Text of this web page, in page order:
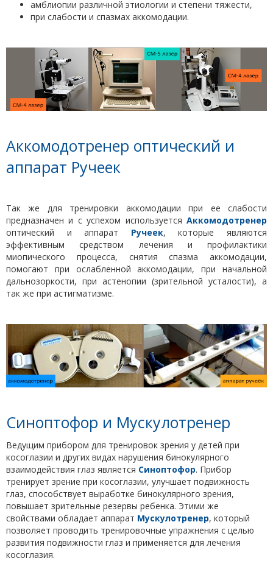
амблиопии различной этиологии и степени тяжести,
при слабости и спазмах аккомодации.
Аккомодотренер оптический и
аппарат Ручеек
Так же для тренировки аккомодации при ее слабости
предназначен и с успехом используется Аккомодотренер
оптический и аппарат Ручеек, которые являются
эффективным средством лечения и профилактики
миопического процесса, снятия спазма аккомодации,
помогают при ослабленной аккомодации, при начальной
дальнозоркости, при астенопии (зрительной усталости), а
так же при астигматизме.
Синоптофор и Мускулотренер
Ведущим прибором для тренировок зрения у детей при
косоглазии и других видах нарушения бинокулярного
взаимодействия глаз является Синоптофор. Прибор
тренирует зрение при косоглазии, улучшает подвижность
глаз, способствует выработке бинокулярного зрения,
повышает зрительные резервы ребенка. Этими же
свойствами обладает аппарат Мускулотренер, который
позволяет проводить тренировочные упражнения с целью
развития подвижности глаз и применяется для лечения
косоглазия.